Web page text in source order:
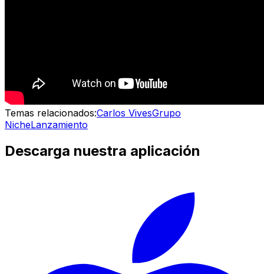
Temas relacionados:Carlos VivesGrupo
NicheLanzamiento
Descarga nuestra aplicación